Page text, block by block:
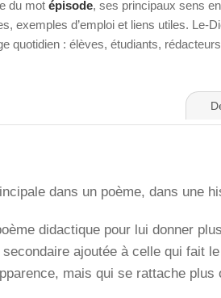
du mot épisode, ses principaux sens
exemples d’emploi et liens utiles. Le-
quotidien : élèves, étudiants,
dans un poème, dans une
didactique pour lui donner
ajoutée à celle qui fait
mais qui se rattache plus